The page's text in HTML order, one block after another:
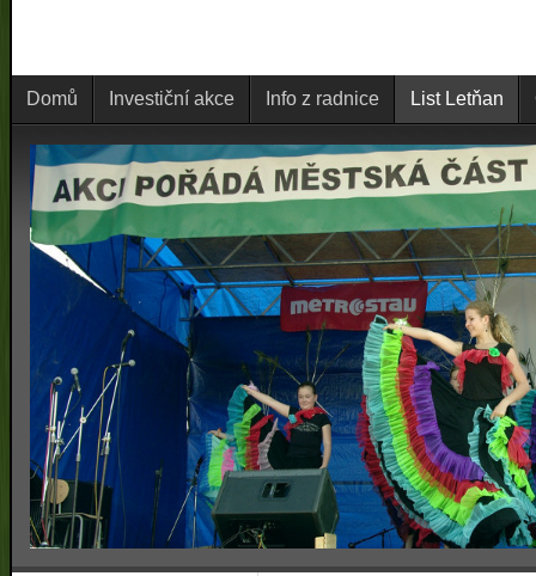
Domů Investiční akce Info z radnice List Letňan